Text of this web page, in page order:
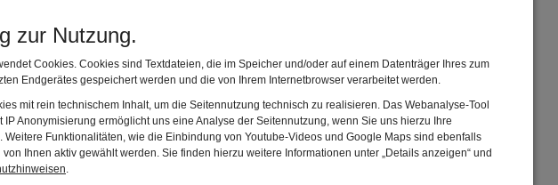
zur Nutzung.
Cookies. Cookies sind Textdateien, die im Speicher und/oder auf einem Datenträger Ihres zum
Endgerätes gespeichert werden und die von Ihrem Internetbrowser verarbeitet werden.
mit rein technischem Inhalt, um die Seitennutzung technisch zu realisieren. Das Webanalyse-Tool
IP Anonymisierung ermöglicht uns eine Analyse der Seitennutzung, wenn Sie uns hierzu Ihre
Weitere Funktionalitäten, wie die Einbindung von Youtube-Videos und Google Maps sind ebenfalls
Ihnen aktiv gewählt werden. Sie finden hierzu weitere Informationen unter „Details anzeigen“ und
.
aus dem Zusammenhang gerissen wird? Die Schüler und
eines Wortes verändert, aber auch verdreht werden
von verschiedensten Objekten wie Amuletten,
und sogar am Beispiel der Fußballschuhe der